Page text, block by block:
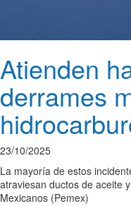
Atienden
derrames
23/10/2025
La mayoría de estos
atraviesan ductos de aceite
Mexicanos (Pemex)